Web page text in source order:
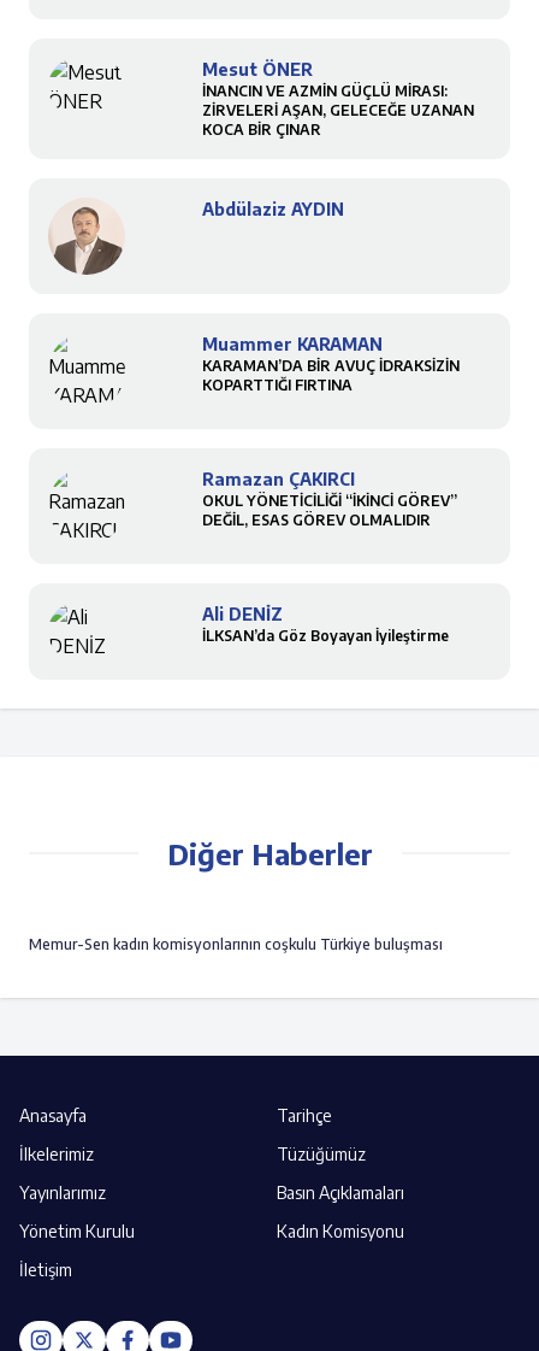
Mesut ÖNER
İNANCIN VE AZMİN GÜÇLÜ MİRASI:
ZİRVELERİ AŞAN, GELECEĞE UZANAN
KOCA BİR ÇINAR
Abdülaziz AYDIN
Muammer KARAMAN
KARAMAN’DA BİR AVUÇ İDRAKSİZİN
KOPARTTIĞI FIRTINA
Ramazan ÇAKIRCI
OKUL YÖNETİCİLİĞİ “İKİNCİ GÖREV”
DEĞİL, ESAS GÖREV OLMALIDIR
Ali DENİZ
İLKSAN’da Göz Boyayan İyileştirme
Diğer Haberler
Memur-Sen kadın komisyonlarının coşkulu Türkiye buluşması
Anasayfa
Tarihçe
İlkelerimiz
Tüzüğümüz
Yayınlarımız
Basın Açıklamaları
Yönetim Kurulu
Kadın Komisyonu
İletişim